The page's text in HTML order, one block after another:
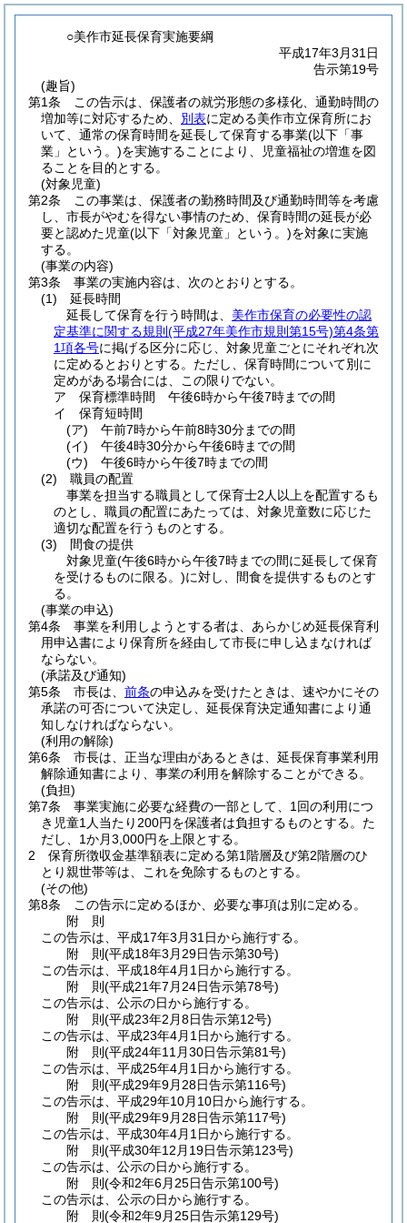
○美作市延長保育実施要綱
平成17年3月31日
告示第19号
(趣旨)
第1条
この告示は、保護者の就労形態の多様化、通勤時間の
増加等に対応するため、 別表に定める美作市立保育所にお
いて、通常の保育時間を延長して保育する事業(以下「事
業」という。)を実施することにより、児童福祉の増進を図
ることを目的とする。
(対象児童)
第2条
この事業は、保護者の勤務時間及び通勤時間等を考慮
し、市長がやむを得ない事情のため、保育時間の延長が必
要と認めた児童(以下「対象児童」という。)を対象に実施
する。
(事業の内容)
第3条
事業の実施内容は、次のとおりとする。
(1)
延長時間
延長して保育を行う時間は、 美作市保育の必要性の認
定基準に関する規則 (平成27年美作市規則第15号)第4条第
1項各号に掲げる区分に応じ、対象児童ごとにそれぞれ次
に定めるとおりとする。ただし、保育時間について別に
定めがある場合には、この限りでない。
ア
保育標準時間 午後6時から午後7時までの間
イ
保育短時間
(ア)
午前7時から午前8時30分までの間
(イ)
午後4時30分から午後6時までの間
(ウ)
午後6時から午後7時までの間
(2)
職員の配置
事業を担当する職員として保育士2人以上を配置するも
のとし、職員の配置にあたっては、対象児童数に応じた
適切な配置を行うものとする。
(3)
間食の提供
対象児童(午後6時から午後7時までの間に延長して保育
を受けるものに限る。)に対し、間食を提供するものとす
る。
(事業の申込)
第4条
事業を利用しようとする者は、あらかじめ延長保育利
用申込書により保育所を経由して市長に申し込まなければ
ならない。
(承諾及び通知)
第5条
市長は、 前条の申込みを受けたときは、速やかにその
承諾の可否について決定し、延長保育決定通知書により通
知しなければならない。
(利用の解除)
第6条
市長は、正当な理由があるときは、延長保育事業利用
解除通知書により、事業の利用を解除することができる。
(負担)
第7条
事業実施に必要な経費の一部として、1回の利用につ
き児童1人当たり200円を保護者は負担するものとする。 た
だし、1か月3,000円を上限とする。
2
保育所徴収金基準額表に定める第1階層及び第2階層のひ
とり親世帯等は、これを免除するものとする。
(その他)
第8条
この告示に定めるほか、必要な事項は別に定める。
附 則
この告示は、平成17年3月31日から施行する。
附 則(平成18年3月29日告示第30号)
この告示は、平成18年4月1日から施行する。
附 則(平成21年7月24日告示第78号)
この告示は、公示の日から施行する。
附 則(平成23年2月8日告示第12号)
この告示は、平成23年4月1日から施行する。
附 則(平成24年11月30日告示第81号)
この告示は、平成25年4月1日から施行する。
附 則(平成29年9月28日告示第116号)
この告示は、平成29年10月10日から施行する。
附 則(平成29年9月28日告示第117号)
この告示は、平成30年4月1日から施行する。
附 則(平成30年12月19日告示第123号)
この告示は、公示の日から施行する。
附 則(令和2年6月25日告示第100号)
この告示は、公示の日から施行する。
附 則(令和2年9月25日告示第129号)